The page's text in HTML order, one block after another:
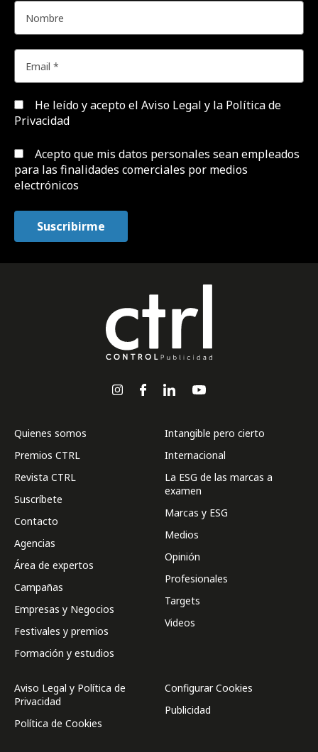
He leído y acepto el Aviso Legal y la Política de
Privacidad
Acepto que mis datos personales sean empleados
para las finalidades comerciales por medios
electrónicos
Quienes somos
Premios CTRL
Revista CTRL
Suscríbete
Contacto
Agencias
Área de expertos
Campañas
Empresas y Negocios
Festivales y premios
Formación y estudios
Intangible pero cierto
Internacional
La ESG de las marcas a
examen
Marcas y ESG
Medios
Opinión
Profesionales
Targets
Videos
Aviso Legal y Política de
Privacidad
Política de Cookies
Configurar Cookies
Publicidad